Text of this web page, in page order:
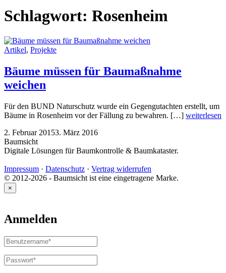
Schlagwort: Rosenheim
Artikel, Projekte
Bäume müssen für Baumaßnahme
weichen
Für den BUND Naturschutz wurde ein Gegengutachten erstellt, um
Bäume in Rosenheim vor der Fällung zu bewahren. […] weiterlesen
2. Februar 20153. März 2016
Baumsicht
Digitale Lösungen für Baumkontrolle & Baumkataster.
Impressum · Datenschutz · Vertrag widerrufen
© 2012-2026 - Baumsicht ist eine eingetragene Marke.
×
Anmelden
Benutzername
oder
E-
Mail-
Passwort*
Erforderlich